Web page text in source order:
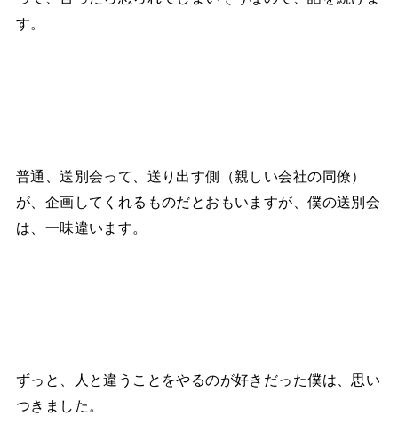
す。
普通、送別会って、送り出す側（親しい会社の同僚）
が、企画してくれるものだとおもいますが、僕の送別会
は、一味違います。
ずっと、人と違うことをやるのが好きだった僕は、思い
つきました。